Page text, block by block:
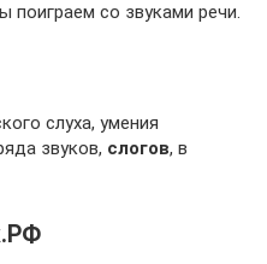
поиграем со звуками речи.
слуха, умения
звуков, слогов, в